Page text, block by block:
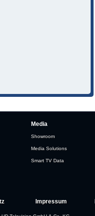
Media
Showroom
Media Solutions
Smart TV Data
Impressum